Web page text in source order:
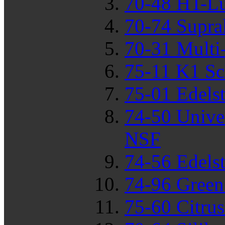
70-74
70-31
75-11 K1
75-01
74-50
NSF
74-56
74-96
75-60